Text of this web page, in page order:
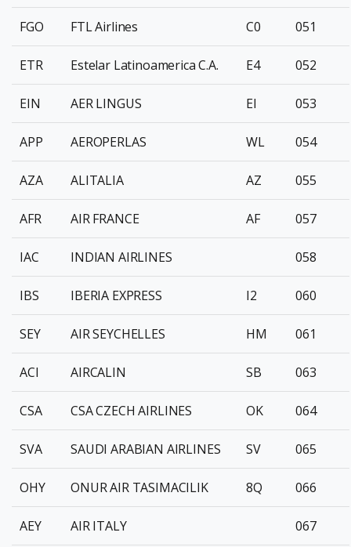
FGO FTL Airlines C0 051
ETR Estelar Latinoamerica C.A. E4 052
EIN AER LINGUS EI 053
APP AEROPERLAS WL 054
AZA ALITALIA AZ 055
AFR AIR FRANCE AF 057
IAC INDIAN AIRLINES 058
IBS IBERIA EXPRESS I2 060
SEY AIR SEYCHELLES HM 061
ACI AIRCALIN SB 063
CSA CSA CZECH AIRLINES OK 064
SVA SAUDI ARABIAN AIRLINES SV 065
OHY ONUR AIR TASIMACILIK 8Q 066
AEY AIR ITALY 067